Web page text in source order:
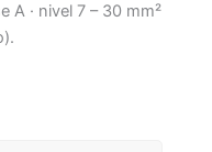
A · nivel 7 – 30 mm²